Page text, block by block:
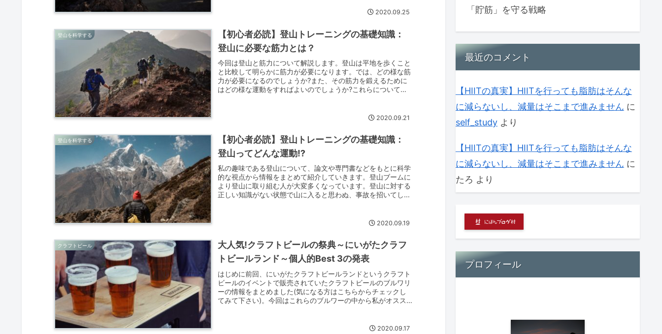
2020.09.25
登山を科学する
【初心者必読】登山トレーニングの基礎知識：
登山に必要な筋力とは？
今回は登山と筋力について解説します。登山は平地を歩くこと
と比較して明らかに筋力が必要になります。では、どの様な筋
力が必要になるのでしょうか?また、その筋力を鍛えるために
はどの様な運動をすればよいのでしょうか?これらについて解
2020.09.21
登山を科学する
【初心者必読】登山トレーニングの基礎知識：
登山ってどんな運動⁉
私の趣味である登山について、論文や専門書などをもとに科学
的な視点から情報をまとめて紹介していきます。登山ブームに
より登山に取り組む人が大変多くなっています。登山に対する
正しい知識がない状態で山に入ると思わぬ、事故を招いてしま
2020.09.19
クラフトビール
大人気!クラフトビールの祭典～にいがたクラフ
トビールランド～個人的Best 3の発表
はじめに前回、にいがたクラフトビールランドというクラフト
ビールのイベントで販売されていたクラフトビールのブルワリ
ーの情報をまとめました(気になる方はこちらからチェックし
てみて下さい)。今回はこれらのブルワーの中から私がオスス
2020.09.17
「貯筋」を守る戦略
最近のコメント
【HIITの真実】HIITを行っても脂肪はそんな
に減らないし、減量はそこまで進みません に
self_study より
【HIITの真実】HIITを行っても脂肪はそんな
に減らないし、減量はそこまで進みません に
たろ より
プロフィール